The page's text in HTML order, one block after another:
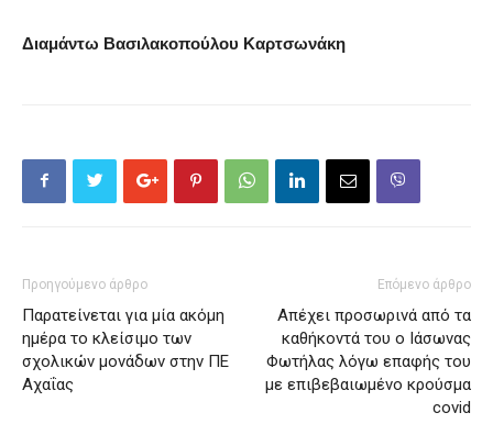
Διαμάντω Βασιλακοπούλου Καρτσωνάκη
Προηγούμενο άρθρο
Παρατείνεται για μία ακόμη
ημέρα το κλείσιμο των
σχολικών μονάδων στην ΠΕ
Αχαΐας
Επόμενο άρθρο
Απέχει προσωρινά από τα
καθήκοντά του ο Ιάσωνας
Φωτήλας λόγω επαφής του
με επιβεβαιωμένο κρούσμα
covid